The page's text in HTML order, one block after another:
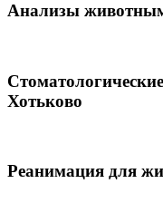
Анализы
Хотьково
Реанимация для